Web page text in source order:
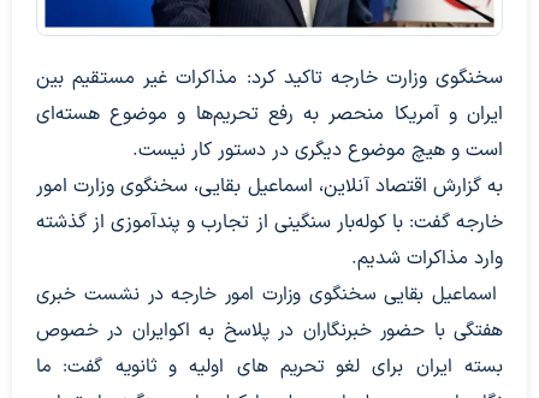
سخنگوی وزارت خارجه تاکید کرد: مذاکرات غیر مستقیم بین
ایران و آمریکا منحصر به رفع تحریم‌ها و موضوع هسته‌ای
است و هیچ موضوع دیگری در دستور کار نیست.
به گزارش اقتصاد آنلاین، اسماعیل بقایی، سخنگوی وزارت امور
خارجه گفت: با کوله‌بار سنگینی از تجارب و پندآموزی از گذشته
وارد مذاکرات شدیم.
اسماعیل بقایی سخنگوی وزارت امور خارجه در نشست خبری
هفتگی با حضور خبرنگاران در پلاسخ به اکوایران در خصوص
بسته ایران برای لغو تحریم های اولیه و ثانویه گفت: ما